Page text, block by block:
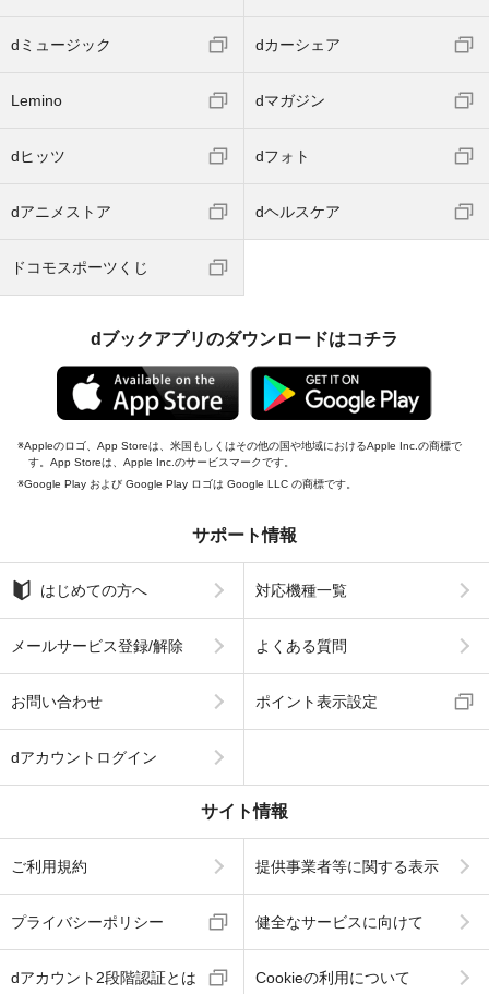
dミュージック dカーシェア
Lemino dマガジン
dヒッツ dフォト
dアニメストア dヘルスケア
ドコモスポーツくじ
dブックアプリのダウンロードはコチラ
Appleのロゴ、App Storeは、米国もしくはその他の国や地域におけるApple Inc.の商標で
す。App Storeは、Apple Inc.のサービスマークです。
Google Play および Google Play ロゴは Google LLC の商標です。
サポート情報
はじめての方へ 対応機種一覧
メールサービス登録/解除 よくある質問
お問い合わせ ポイント表示設定
dアカウントログイン
サイト情報
ご利用規約 提供事業者等に関する表示
プライバシーポリシー 健全なサービスに向けて
dアカウント2段階認証とは Cookieの利用について